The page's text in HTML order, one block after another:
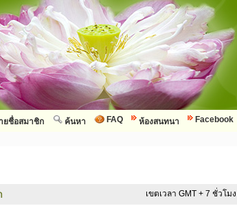
Facebook
ห้องสนทนา
FAQ
ค้นหา
ยชื่อสมาชิก
เขตเวลา GMT + 7 ชั่วโมง